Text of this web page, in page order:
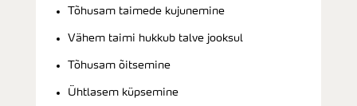
Tõhusam taimede kujunemine
Vähem taimi hukkub talve jooksul
Tõhusam õitsemine
Ühtlasem küpsemine